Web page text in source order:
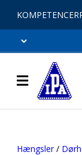
KOMPETENCER
Hængsler/